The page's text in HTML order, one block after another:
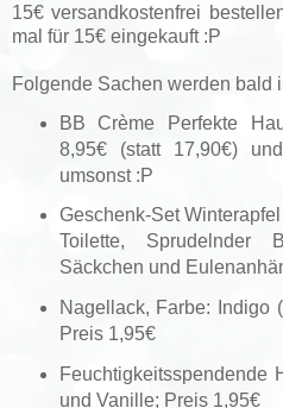
15€ versandkostenfrei
mal für 15€ eingekauft :P
Folgende Sachen werden bald
BB Crème Perfekte
8,95€ (statt 17,90€)
umsonst :P
Geschenk-Set
Toilette, Sprudelnder
Säckchen und
Nagellack, Farbe: Indigo
Preis 1,95€
Feuchtigkeitsspendende
und Vanille; Preis 1,95€